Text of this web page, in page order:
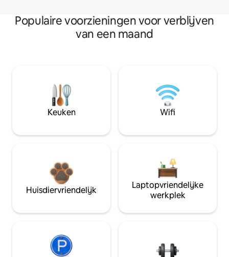
Populaire voorzieningen voor verblijven
van een maand
Keuken Wifi
Huisdiervriendelijk
Laptopvriendelijke
werkplek